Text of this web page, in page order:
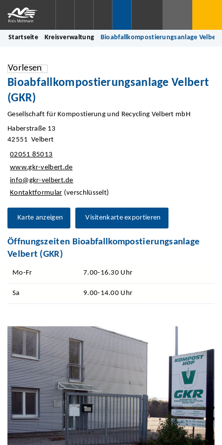
Startseite Kreisverwaltung Bioabfallkompostierungsanlage Velbert
Vorlesen
Bioabfallkompostierungsanlage Velbert
(GKR)
Gesellschaft für Kompostierung und Recycling Velbert mbH
Haberstraße 13
42551 Velbert
02051 85013
www.gkr-velbert.de
info@gkr-velbert.de
Kontaktformular (verschlüsselt)
Karte anzeigen Visitenkarte exportieren
Öffnungszeiten Bioabfallkompostierungsanlage
Velbert (GKR)
Mo-Fr 7.00-16.30 Uhr
Sa 9.00-14.00 Uhr